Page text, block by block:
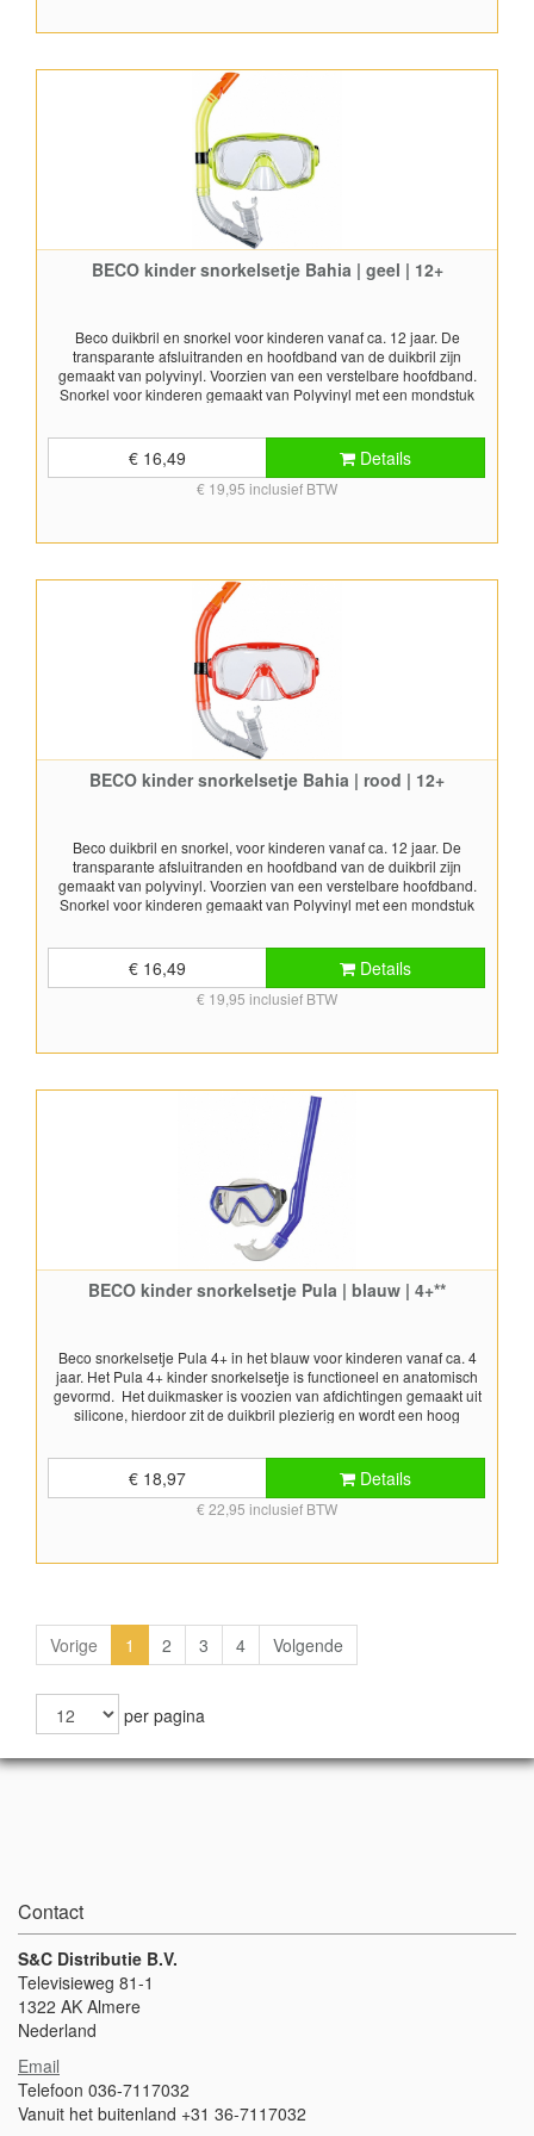
BECO kinder snorkelsetje Bahia | geel | 12+
Beco duikbril en snorkel voor kinderen vanaf ca. 12 jaar. De
transparante afsluitranden en hoofdband van de duikbril zijn
gemaakt van polyvinyl. Voorzien van een verstelbare hoofdband.
Snorkel voor kinderen gemaakt van Polyvinyl met een mondstuk
in de snorkel komen. Daarnaast is de snorkel voorzien van een
uitblaasventiel. Geschikt voor snorkel doeleinden. Kleur: geel
Duikmasker PPE getest. Snorkel voldoet aan EN 1972.
€ 16,49 Details
€ 19,95 inclusief BTW
BECO kinder snorkelsetje Bahia | rood | 12+
Beco duikbril en snorkel, voor kinderen vanaf ca. 12 jaar. De
transparante afsluitranden en hoofdband van de duikbril zijn
gemaakt van polyvinyl. Voorzien van een verstelbare hoofdband.
Snorkel voor kinderen gemaakt van Polyvinyl met een mondstuk
in de snorkel komen. Daarnaast is de snorkel voorzien van een
uitblaasventiel. Geschikt voor snorkel doeleinden. Kleur: rood
Duikmasker PPE getest. Snorkel voldoet aan EN 1972.
€ 16,49 Details
€ 19,95 inclusief BTW
BECO kinder snorkelsetje Pula | blauw | 4+**
Beco snorkelsetje Pula 4+ in het blauw voor kinderen vanaf ca. 4
jaar. Het Pula 4+ kinder snorkelsetje is functioneel en anatomisch
gevormd. Het duikmasker is voozien van afdichtingen gemaakt uit
silicone, hierdoor zit de duikbril plezierig en wordt een hoog
duikbril is gemaakt van gehard veiligheidsglas. De snorkeltube is
gemaakt van Polyvinyl met een mondstuk gemaakt uit silicone.
Geschikt voor snorkel doeleinden. PPE getest en voldoet aan EN
€ 18,97 Details
€ 22,95 inclusief BTW
Vorige 1 2 3 4 Volgende
per pagina
Contact
S&C Distributie B.V.
Televisieweg 81-1
1322 AK Almere
Nederland
Email
Telefoon 036-7117032
Vanuit het buitenland +31 36-7117032